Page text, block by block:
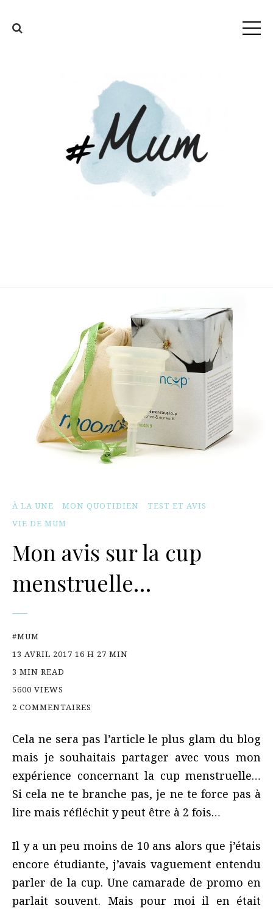
À LA UNE MON QUOTIDIEN
TEST ET AVIS
VIE DE MUM
Mon avis sur la cup
menstruelle…
#MUM
13 AVRIL 2017 16 H 27 MIN
3 MIN READ
5600 VIEWS
2 COMMENTAIRES
Cela ne sera pas l’article le plus glam du blog
mais je souhaitais partager avec vous mon
expérience concernant la cup menstruelle…
Si cela ne te branche pas, je ne te force pas à
lire mais réfléchit y peut être à 2 fois…
Il y a un peu moins de 10 ans alors que j’étais
encore étudiante, j’avais vaguement entendu
parler de la cup. Une camarade de promo en
parlait souvent. Mais pour moi il en était